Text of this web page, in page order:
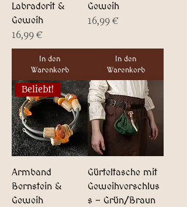
Labradorit &
Geweih
Preis
16,99 €
In den
Warenkorb
Geweih
Preis
16,99 €
In den
Warenkorb
Beliebt!
Armband
Bernstein &
Geweih
Gürteltasche mit
Geweihverschlus
s - Grün/Braun